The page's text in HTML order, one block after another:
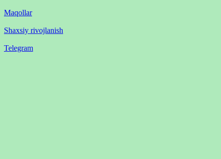
Maqollar
Shaxsiy rivojlanish
Telegram